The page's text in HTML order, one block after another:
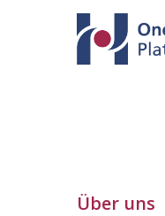
Direkt zum Inhalt
Über uns